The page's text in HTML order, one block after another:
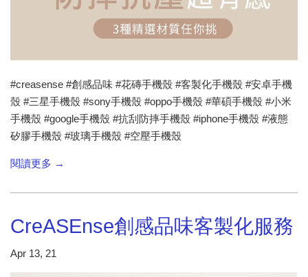
#creasense #創感品味 #花磚手機殼 #客製化手機殼 #安卓手機
殼 #三星手機殼 #sony手機殼 #oppo手機殼 #華碩手機殼 #小米
手機殼 #google手機殼 #抗刮防摔手機殼 #iphone手機殼 #液態
矽膠手機殼 #玻璃手機殼 #空壓手機殼
閱讀更多 →
CreASEnse創感品味客製化服務
Apr 13, 21